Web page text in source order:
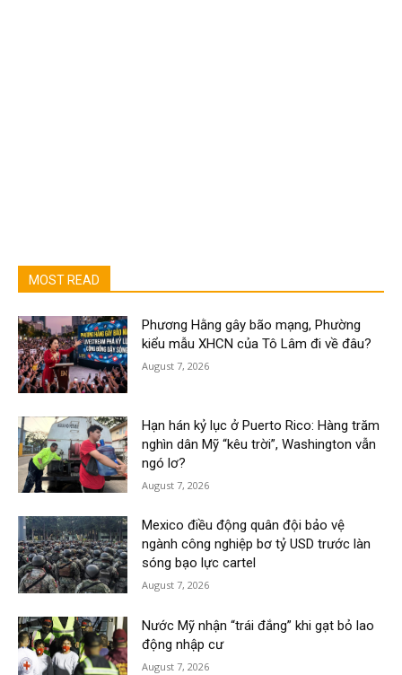
MOST READ
Phương Hằng gây bão mạng, Phường
kiểu mẫu XHCN của Tô Lâm đi về đâu?
August 7, 2026
Hạn hán kỷ lục ở Puerto Rico: Hàng trăm
nghìn dân Mỹ “kêu trời”, Washington vẫn
ngó lơ?
August 7, 2026
Mexico điều động quân đội bảo vệ
ngành công nghiệp bơ tỷ USD trước làn
sóng bạo lực cartel
August 7, 2026
Nước Mỹ nhận “trái đắng” khi gạt bỏ lao
động nhập cư
August 7, 2026